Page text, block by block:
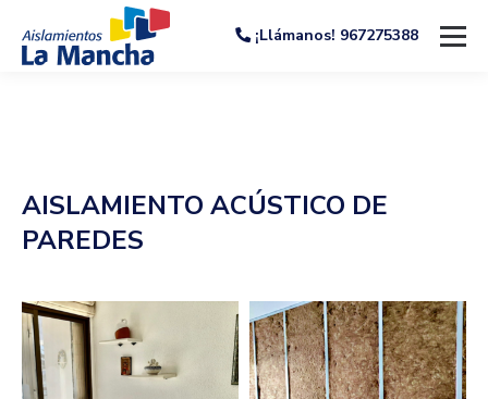
¡Llámanos! 967275388
AISLAMIENTO ACÚSTICO DE
PAREDES